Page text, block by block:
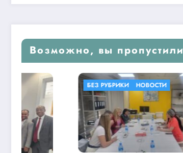
Возможно, вы пропустили
БЕЗ РУБРИКИ НОВОСТИ